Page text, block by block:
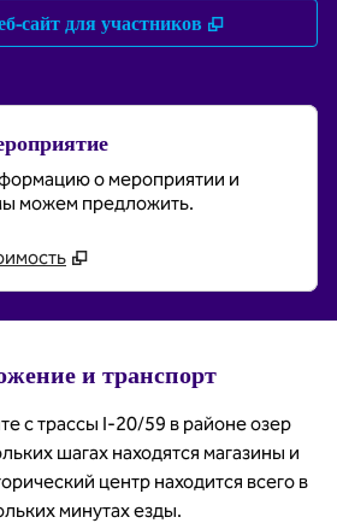
сайт для участников
,
о мероприятии и
можем предложить.
и транспорт
с трассы I-20/59 в районе озер
шагах находятся магазины и
центр находится всего в
минутах езды.